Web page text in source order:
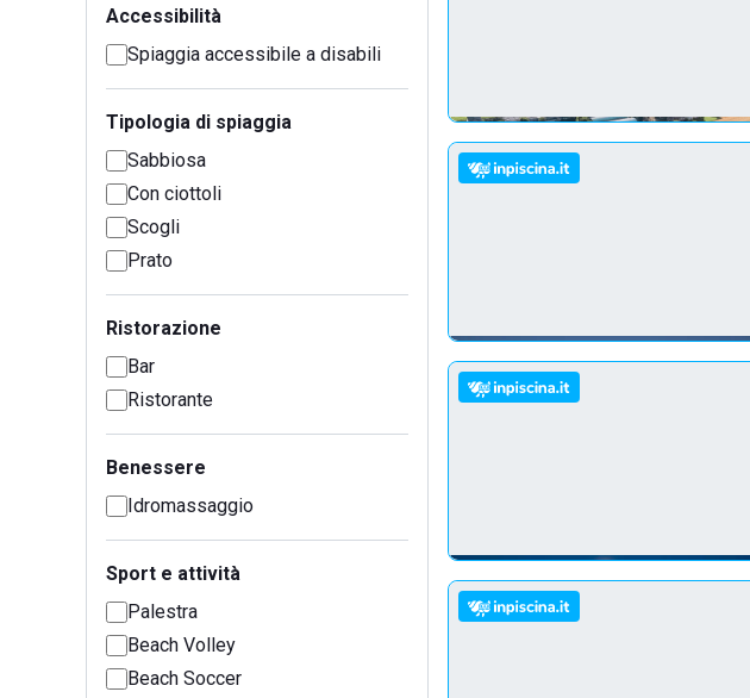
Accessibilità
Spiaggia accessibile a disabili
Tipologia di spiaggia
Sabbiosa
Con ciottoli
Scogli
Prato
Ristorazione
Bar
Ristorante
Benessere
Idromassaggio
Sport e attività
Palestra
Beach Volley
Beach Soccer